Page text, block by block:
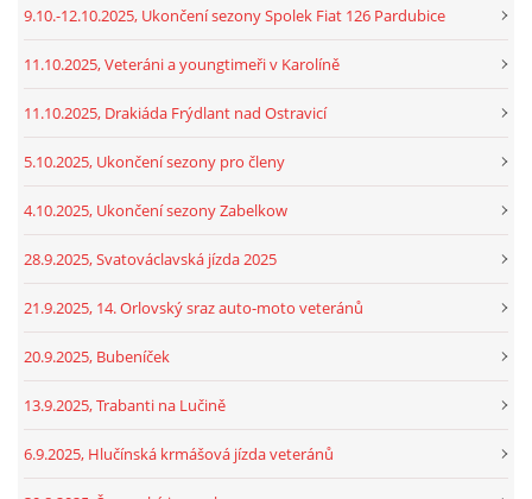
9.10.-12.10.2025, Ukončení sezony Spolek Fiat 126 Pardubice
11.10.2025, Veteráni a youngtimeři v Karolíně
11.10.2025, Drakiáda Frýdlant nad Ostravicí
5.10.2025, Ukončení sezony pro členy
4.10.2025, Ukončení sezony Zabelkow
28.9.2025, Svatováclavská jízda 2025
21.9.2025, 14. Orlovský sraz auto-moto veteránů
20.9.2025, Bubeníček
13.9.2025, Trabanti na Lučině
6.9.2025, Hlučínská krmášová jízda veteránů